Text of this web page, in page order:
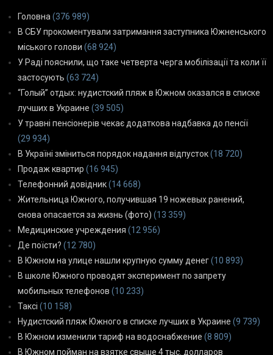
Головна (376 989)
В СБУ прокоментували затримання заступника Южненського
міського голови (68 924)
У Раді пояснили, що таке четверта черга мобілізації та коли її
застосують (63 724)
“Голый” отдых: нудистский пляж в Южном оказался в списке
лучших в Украине (39 505)
У травні пенсіонерів чекає додаткова надбавка до пенсії
(29 934)
В Україні зміниться порядок надання відпусток(18 720)
Продаж квартир (16 945)
Телефонний довідник(14 668)
Жительница Южного, получившая 19 ножевых ранений,
снова опасается за жизнь (фото) (13 359)
Медицинские учреждения (12 956)
Де поїсти? (12 780)
В Южном на улице нашли крупную сумму денег(10 893)
В школе Южного проводят эксперимент по запрету
мобильных телефонов (10 233)
Таксі (10 158)
Нудистский пляж Южного в списке лучших в Украине (9 739)
В Южном изменили тариф на водоснабжение (8 809)
В Южном пойман на взятке свыше 4 тыс. долларов